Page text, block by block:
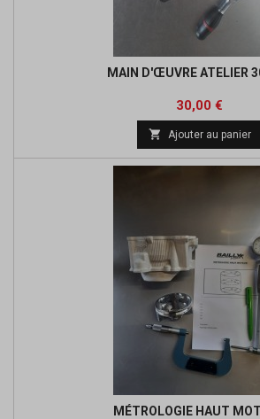
MAIN D'ŒUVRE ATELIER
Prix
30,00 €
 Ajouter au panier
MÉTROLOGIE HAUT